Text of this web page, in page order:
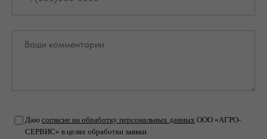
Даю согласие на обработку персональных данных ООО «АГРО-
СЕРВИС» в целях обработки заявки